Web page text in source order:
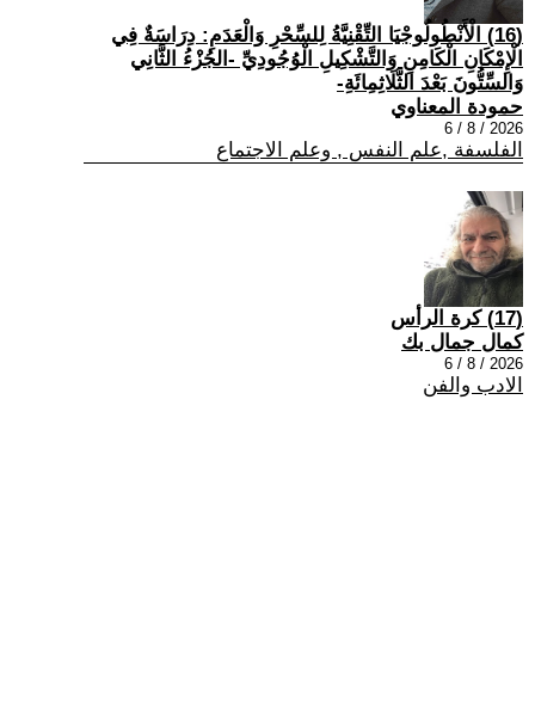
(16) الْأَنْطُولُوجْيَا التِّقْنِيَّةُ لِلسِّحْرِ وَالْعَدَمِ: دِرَاسَةٌ فِي
الْإِمْكَانِ الْكَامِنِ وَالتَّشْكِيلِ الْوُجُودِيِّ -الجُزْءُ الثَّانِي
وَالسِّتُّونَ بَعْدَ الثَّلَاثِمِائَةِ-
حمودة المعناوي
2026 / 8 / 6
الفلسفة ,علم النفس , وعلم الاجتماع
(17) كرة الرأس
كمال جمال بك
2026 / 8 / 6
الادب والفن